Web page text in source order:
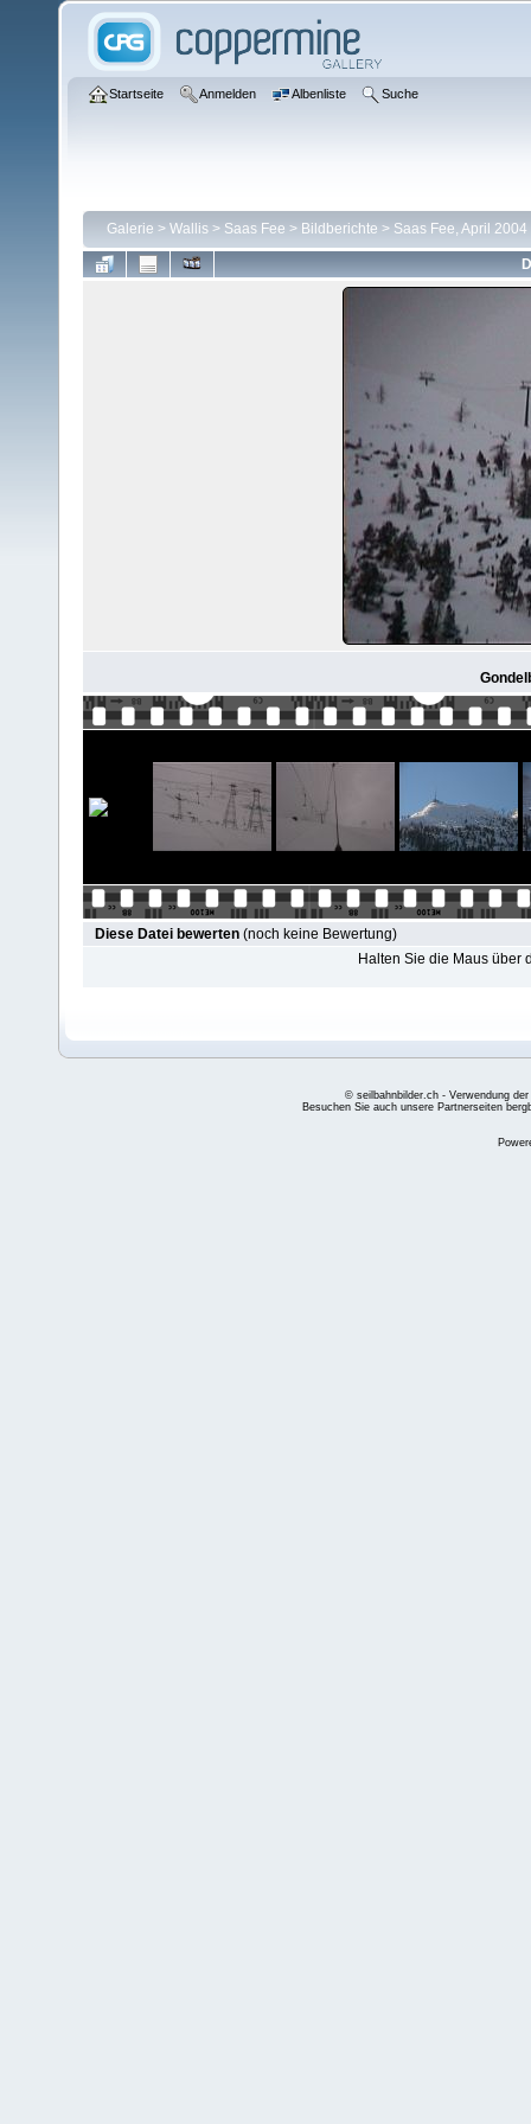
Startseite Anmelden Albenliste Suche
Galerie > Wallis > Saas Fee > Bildberichte > Saas Fee, April 2004
Diese Datei bewerten (noch keine Bewertung)
Halten Sie die Maus über
© seilbahnbilder.ch - Verwendung
Besuchen Sie auch unsere Partnerseiten